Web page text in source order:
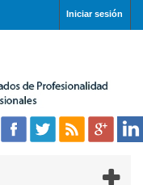
Iniciar sesión